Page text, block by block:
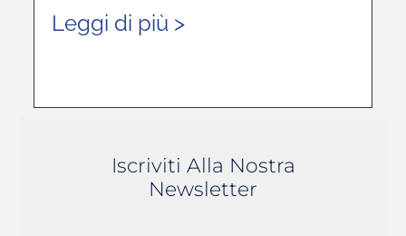
Leggi di più >
Iscriviti Alla Nostra
Newsletter